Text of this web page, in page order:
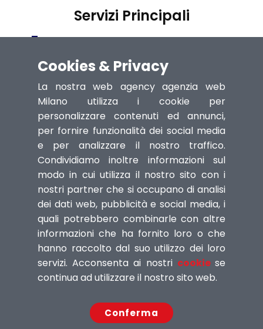
Servizi Principali
facile!Soloservizi
significativi chemiglioranoil
tuo business
a vendere
ad
acquisire notevolezza!
Ottimizzazione pagine
Se volete che la vostra azienda si
posizioni meglio sui motori di ricerca,
l'ottimizzazione del sito è un punto di
partenza fondamentale. Le correzioni di
velocizzare il caricamento della pagina
e a mantenere elevata la velocità di
Cookies & Privacy
La nostra web agency agenzia web
Milano utilizza i cookie per
personalizzare contenuti ed annunci,
per fornire funzionalità dei social media
e per analizzare il nostro traffico.
Condividiamo inoltre informazioni sul
modo in cui utilizza il nostro sito con i
nostri partner che si occupano di analisi
dei dati web, pubblicità e social media, i
quali potrebbero combinarle con altre
informazioni che ha fornito loro o che
hanno raccolto dal suo utilizzo dei loro
servizi. Acconsenta ai nostri cookiese
continua ad utilizzare il nostro sito web.
Conferma